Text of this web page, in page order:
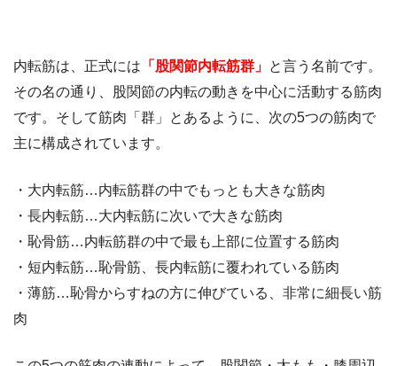
内転筋は、正式には 「股関節内転筋群」 と言う名前です。
その名の通り、股関節の内転の動きを中心に活動する筋肉
です。そして筋肉「群」とあるように、次の5つの筋肉で
主に構成されています。
・大内転筋…内転筋群の中でもっとも大きな筋肉
・長内転筋…大内転筋に次いで大きな筋肉
・恥骨筋…内転筋群の中で最も上部に位置する筋肉
・短内転筋…恥骨筋、長内転筋に覆われている筋肉
・薄筋…恥骨からすねの方に伸びている、非常に細長い筋
肉